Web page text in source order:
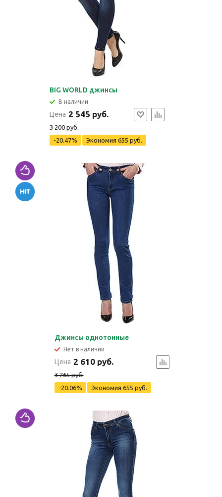
BIG WORLD джинсы
В наличии
Цена 2 545 руб.
3 200 руб.
-20.47%
Экономия 655 руб.
Джинсы однотонные
Нет в наличии
Цена 2 610 руб.
3 265 руб.
-20.06%
Экономия 655 руб.